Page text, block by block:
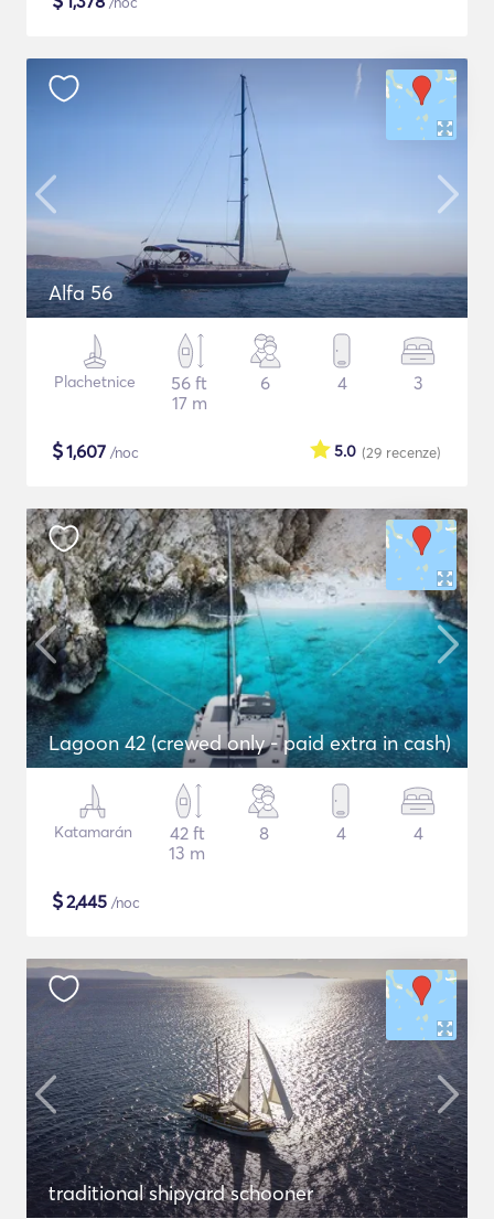
Alfa 56
Plachetnice
56 ft
17 m
6 4 3
$1,607 /noc (29 recenze)
5.0
Lagoon 42 (crewed only - paid extra in cash)
Katamarán
42 ft
13 m
8 4 4
$2,445 /noc
traditional shipyard schooner